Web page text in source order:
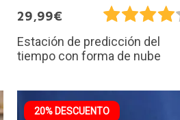
29,99€
Estación de predicción del
tiempo con forma de nube
20% DESCUENTO